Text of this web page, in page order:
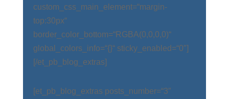
custom_css_main_element=“margin-
top:30px“
border_color_bottom=“RGBA(0,0,0,0)“
global_colors_info=“{}“ sticky_enabled=“0″]
[/et_pb_blog_extras]
[et_pb_blog_extras posts_number=“3″